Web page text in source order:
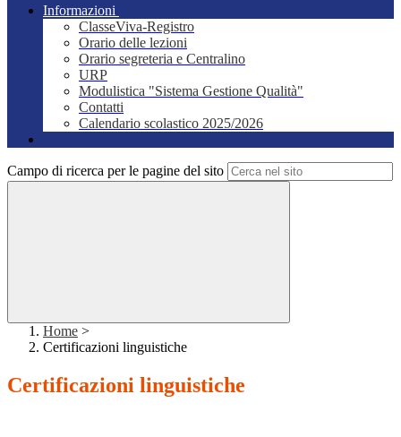
Informazioni
ClasseViva-Registro
Orario delle lezioni
Orario segreteria e Centralino
URP
Modulistica "Sistema Gestione Qualità"
Contatti
Calendario scolastico 2025/2026
Campo di ricerca per le pagine del sito
Home >
Certificazioni linguistiche
Certificazioni linguistiche